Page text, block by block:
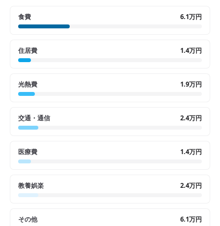
食費 6.1万円
住居費 1.4万円
光熱費 1.9万円
交通・通信 2.4万円
医療費 1.4万円
教養娯楽 2.4万円
その他 6.1万円